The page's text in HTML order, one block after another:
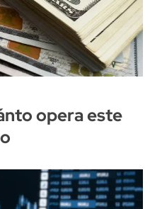
opera este